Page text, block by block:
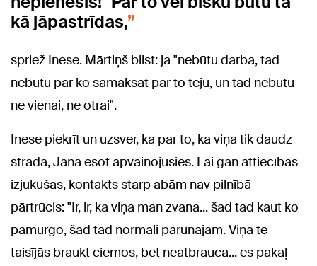
kā jāpastrīdas,
spriež Inese. Mārtiņš bilst: ja "nebūtu darba, tad
nebūtu par ko samaksāt par to tēju, un tad nebūtu
ne vienai, ne otrai".
Inese piekrīt un uzsver, ka par to, ka viņa tik daudz
strādā, Jana esot apvainojusies. Lai gan attiecības
izjukušas, kontakts starp abām nav pilnībā
pārtrūcis: "Ir, ir, ka viņa man zvana... šad tad kaut ko
pamurgo, šad tad normāli parunājam. Viņa te
taisījās braukt ciemos, bet neatbrauca... es pakaļ